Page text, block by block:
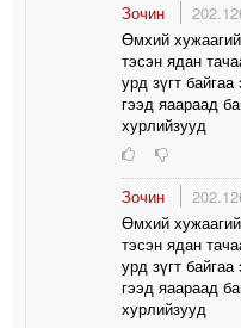
Зочин
Өмхий
тэсэн ядан
урд зүгт
гээд яаараад
хурлийзууд
Зочин
Өмхий
тэсэн ядан
урд зүгт
гээд яаараад
хурлийзууд